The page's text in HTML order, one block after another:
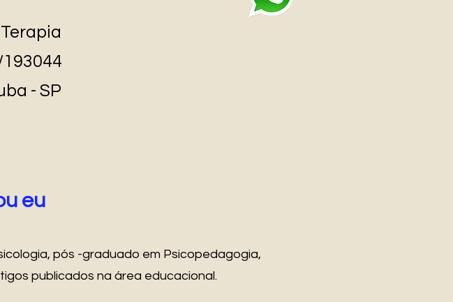
193044
- SP
eu
pós -graduado em Psicopedagogia,
publicados na área educacional.